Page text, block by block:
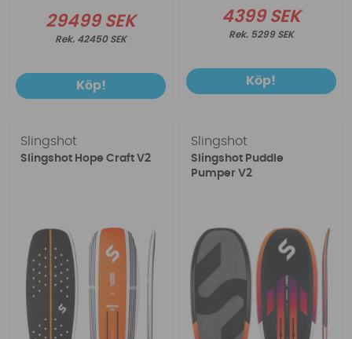
29499 SEK
42450 SEK
Köp!
4399 SEK
5299 SEK
Köp!
Slingshot
Slingshot Hope Craft V2
Slingshot
Slingshot Puddle
Pumper V2